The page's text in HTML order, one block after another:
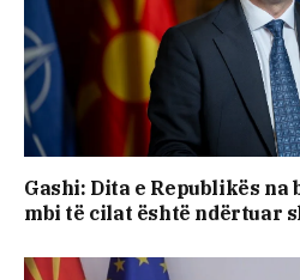
Gashi: Dita e Republikës
mbi të cilat është ndërtuar